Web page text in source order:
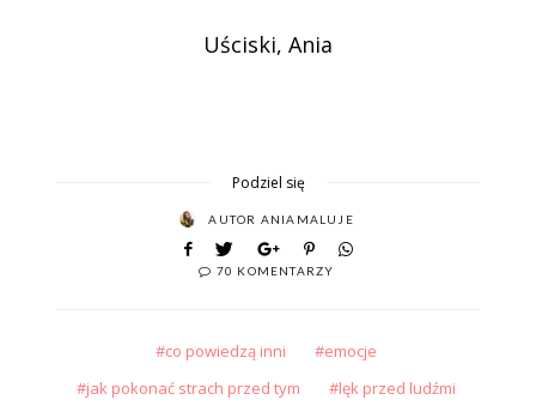
Uściski, Ania
Podziel się
AUTOR ANIAMALUJE
70 KOMENTARZY
co powiedzą inni
emocje
jak pokonać strach przed tym
lęk przed ludźmi